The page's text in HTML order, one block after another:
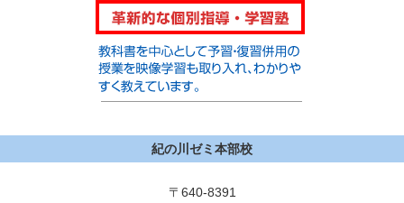
紀の川ゼミ本部校
〒640-8391